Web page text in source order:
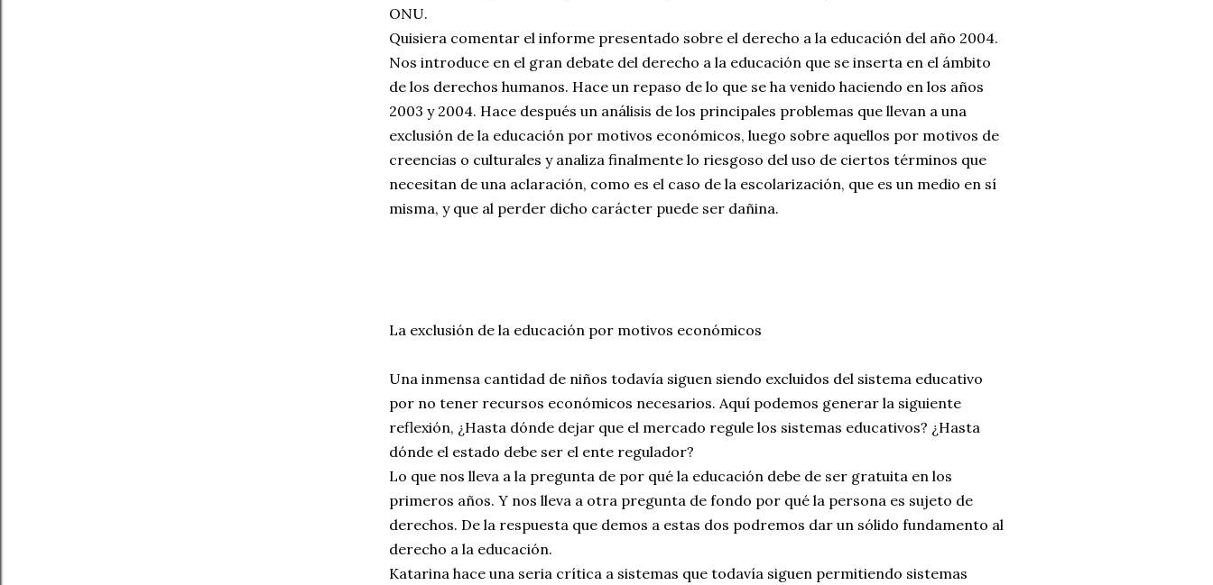
ONU.
Quisiera comentar el informe presentado sobre el derecho a la educación del año 2004.
Nos introduce en el gran debate del derecho a la educación que se inserta en el ámbito
de los derechos humanos. Hace un repaso de lo que se ha venido haciendo en los años
2003 y 2004. Hace después un análisis de los principales problemas que llevan a una
exclusión de la educación por motivos económicos, luego sobre aquellos por motivos de
creencias o culturales y analiza finalmente lo riesgoso del uso de ciertos términos que
necesitan de una aclaración, como es el caso de la escolarización, que es un medio en sí
misma, y que al perder dicho carácter puede ser dañina.
La exclusión de la educación por motivos económicos
Una inmensa cantidad de niños todavía siguen siendo excluidos del sistema educativo
por no tener recursos económicos necesarios. Aquí podemos generar la siguiente
reflexión, ¿Hasta dónde dejar que el mercado regule los sistemas educativos? ¿Hasta
dónde el estado debe ser el ente regulador?
Lo que nos lleva a la pregunta de por qué la educación debe de ser gratuita en los
primeros años. Y nos lleva a otra pregunta de fondo por qué la persona es sujeto de
derechos. De la respuesta que demos a estas dos podremos dar un sólido fundamento al
derecho a la educación.
Katarina hace una seria crítica a sistemas que todavía siguen permitiendo sistemas